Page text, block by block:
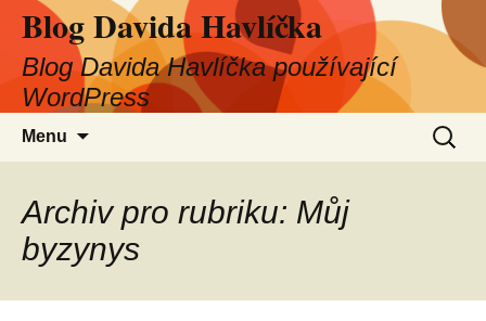
Blog Davida Havlíčka
Blog Davida Havlíčka používající
WordPress
Menu
webu
Archiv pro rubriku: Můj
byzynys